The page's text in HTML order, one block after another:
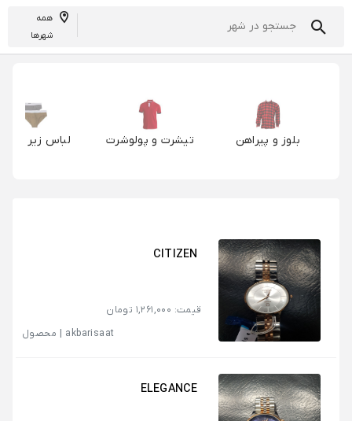
همه
شهرها
بلوز و پیراهن
تیشرت و پولوشرت
لباس زیر
CITIZEN
قیمت: 1,261,000 تومان
akbarisaat
محصول
ELEGANCE